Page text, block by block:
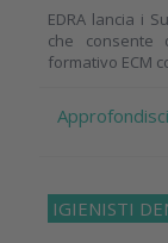
EDRA lancia i
che
formativo ECM
Approfondisci
IGIENISTI